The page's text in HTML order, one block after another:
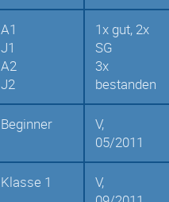
A1
J1
A2
J2
1x gut, 2x
SG
3x
bestanden
Beginner
V,
05/2011
Klasse 1
V,